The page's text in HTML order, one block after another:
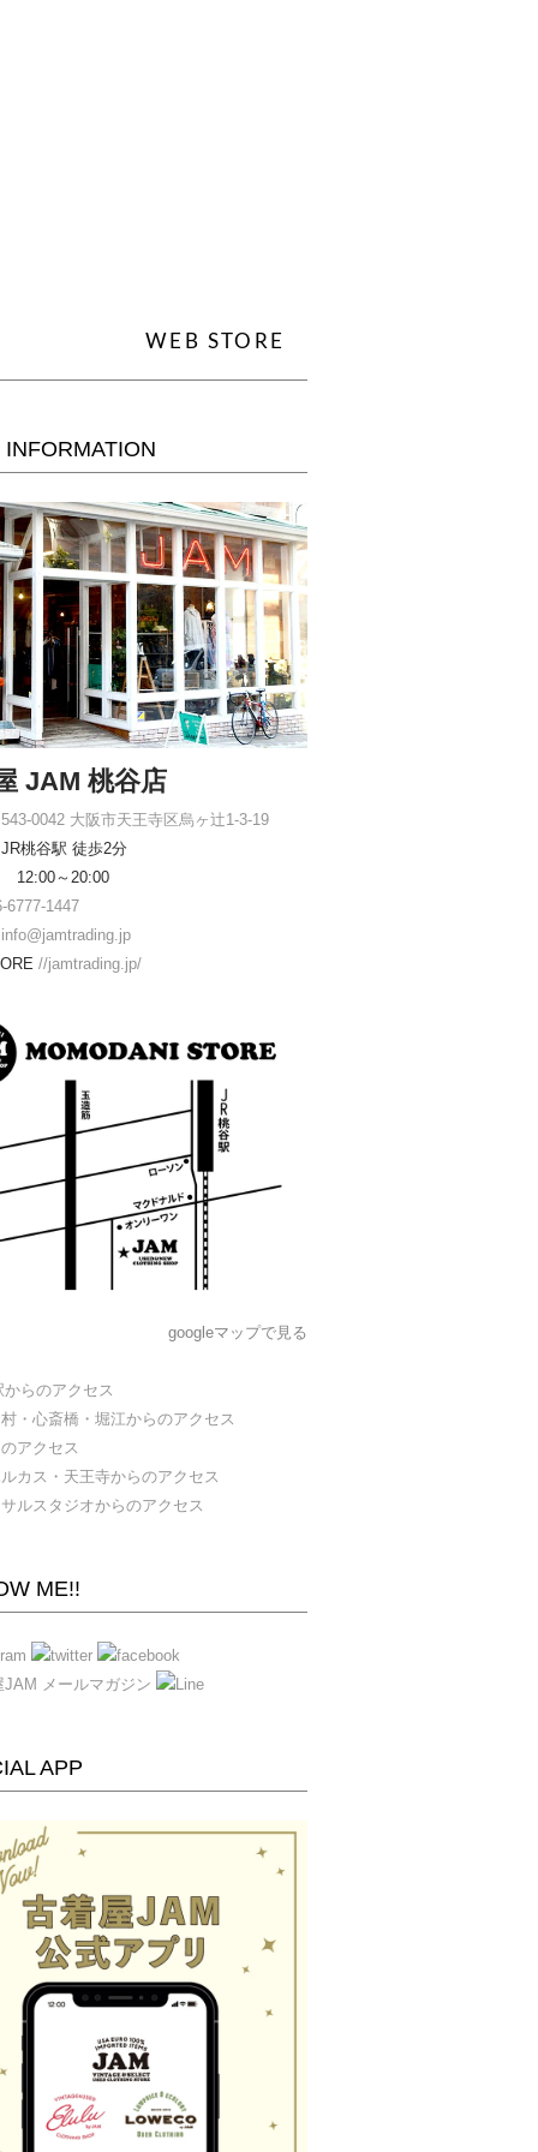
WEB STORE
JAM 桃谷店
0042 大阪市天王寺区烏ヶ辻1-3-19
桃谷駅 徒歩2分
12:00～20:00
6777-1447
info@jamtrading.jp
//jamtrading.jp/
googleマップで見る
らのアクセス
・心斎橋・堀江からのアクセス
アクセス
カス・天王寺からのアクセス
ルスタジオからのアクセス
ME!!
APP